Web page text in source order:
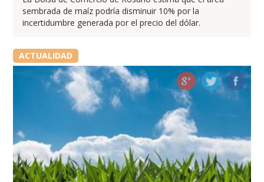
sembrada de maíz podría disminuir 10% por la
incertidumbre generada por el precio del dólar.
ACTUALIDAD